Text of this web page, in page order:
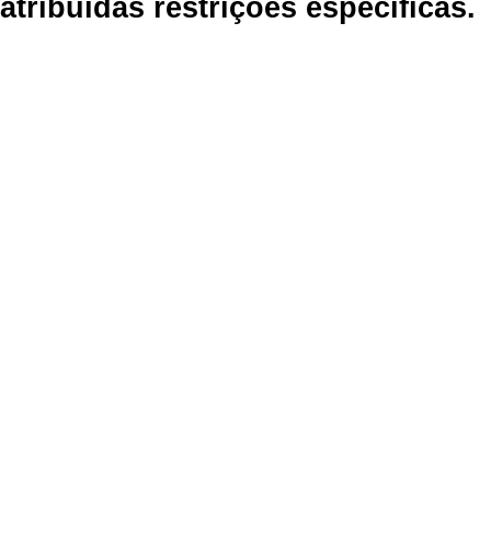
atribuídas restrições específicas.